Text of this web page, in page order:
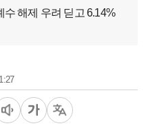
해제 우려 딛고 6.14%